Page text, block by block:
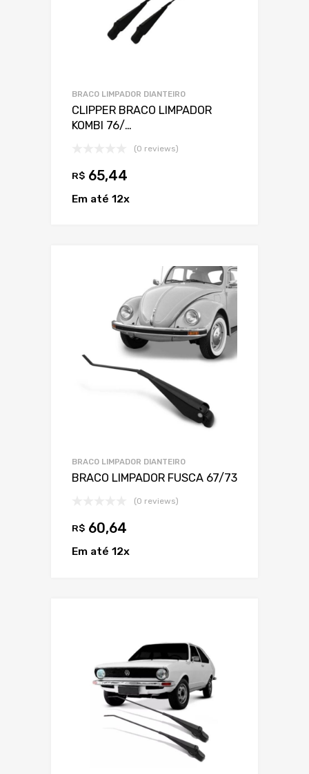
BRACO LIMPADOR DIANTEIRO
CLIPPER BRACO LIMPADOR
KOMBI 76/…
(0 reviews)
R$ 65,44
Em até 12x
BRACO LIMPADOR DIANTEIRO
BRACO LIMPADOR FUSCA 67/73
(0 reviews)
R$ 60,64
Em até 12x